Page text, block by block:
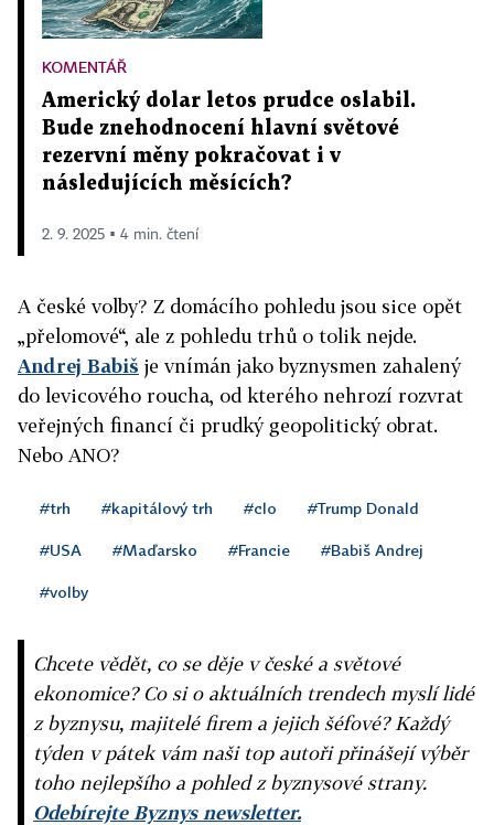
KOMENTÁŘ
Americký dolar letos prudce oslabil.
Bude znehodnocení hlavní světové
rezervní měny pokračovat i v
následujících měsících?
2. 9. 2025 ▪ 4 min. čtení
A české volby? Z domácího pohledu jsou sice opět
„přelomové“, ale z pohledu trhů o tolik nejde.
Andrej Babiš je vnímán jako byznysmen zahalený
do levicového roucha, od kterého nehrozí rozvrat
veřejných financí či prudký geopolitický obrat.
Nebo ANO?
#trh #kapitálový trh #clo #Trump Donald
#USA #Maďarsko #Francie #Babiš Andrej
#volby
Chcete vědět, co se děje v české a světové
ekonomice? Co si o aktuálních trendech myslí lidé
z byznysu, majitelé firem a jejich šéfové? Každý
týden v pátek vám naši top autoři přinášejí výběr
toho nejlepšího a pohled z byznysové strany.
Odebírejte Byznys newsletter.